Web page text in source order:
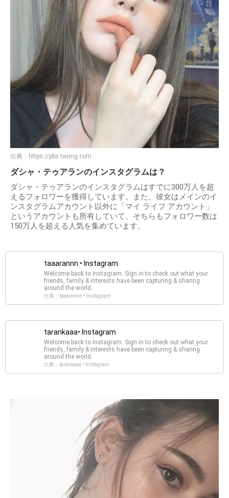
出典： https://pbs.twimg.com
ダシャ・テゥアランのインスタグラムは？
ダシャ・テゥアランのインスタグラムはすでに300万人を超
えるフォロワーを獲得しています。また、彼女はメインのイ
ンスタグラムアカウント以外に「マイ ライフ アカウント」
というアカウントも所有していて、そちらもフォロワー数は
150万人を超える人気を集めています。
taaarannn • Instagram
Welcome back to Instagram. Sign in to check out what your
friends, family & interests have been capturing & sharing
around the world.
出典：taaarannn • Instagram
tarankaaa• Instagram
Welcome back to Instagram. Sign in to check out what your
friends, family & interests have been capturing & sharing
around the world.
出典：tarankaaa • Instagram